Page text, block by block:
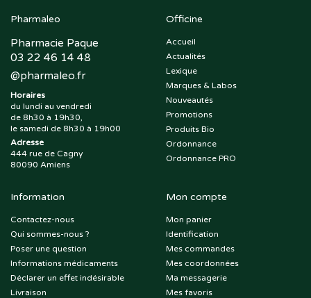
Pharmaleo
Pharmacie Paque
03 22 46 14 48
@pharmaleo.fr
Horaires
du lundi au vendredi
de 8h30 à 19h30,
le samedi de 8h30 à 19h00
Adresse
444 rue de Cagny
80090 Amiens
Officine
Accueil
Actualités
Lexique
Marques & Labos
Nouveautés
Promotions
Produits Bio
Ordonnance
Ordonnance PRO
Information
Contactez-nous
Qui sommes-nous ?
Poser une question
Informations médicaments
Déclarer un effet indésirable
Livraison
Mon compte
Mon panier
Identification
Mes commandes
Mes coordonnées
Ma messagerie
Mes favoris